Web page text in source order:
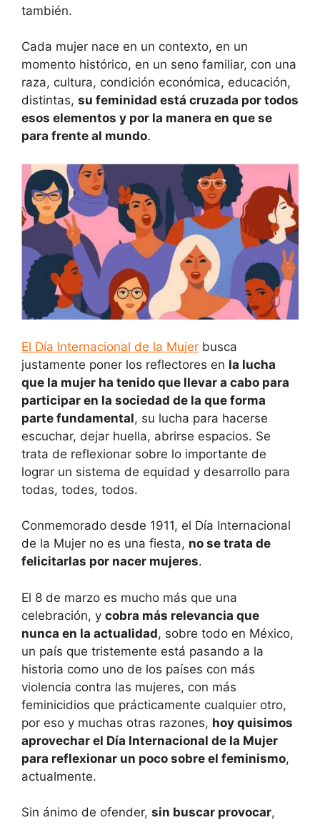
también.
Cada mujer nace en un contexto, en un
momento histórico, en un seno familiar, con una
raza, cultura, condición económica, educación,
distintas, su feminidad está cruzada por todos
esos elementos y por la manera en que se
para frente al mundo.
El Día Internacional de la Mujer busca
justamente poner los reflectores en la lucha
que la mujer ha tenido que llevar a cabo para
participar en la sociedad de la que forma
parte fundamental, su lucha para hacerse
escuchar, dejar huella, abrirse espacios. Se
trata de reflexionar sobre lo importante de
lograr un sistema de equidad y desarrollo para
todas, todes, todos.
Conmemorado desde 1911, el Día Internacional
de la Mujer no es una fiesta, no se trata de
felicitarlas por nacer mujeres.
El 8 de marzo es mucho más que una
celebración, y cobra más relevancia que
nunca en la actualidad, sobre todo en México,
un país que tristemente está pasando a la
historia como uno de los países con más
violencia contra las mujeres, con más
feminicidios que prácticamente cualquier otro,
por eso y muchas otras razones, hoy quisimos
aprovechar el Día Internacional de la Mujer
para reflexionar un poco sobre el feminismo,
actualmente.
Sin ánimo de ofender, sin buscar provocar,